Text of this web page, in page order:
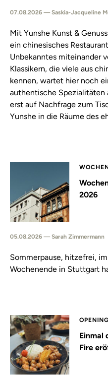
07.08.2026 — Saskia-Jacqueline
Mit Yunshe Kunst &
ein chinesisches
Unbekanntes miteinander
Klassikern, die viele aus
kennen, wartet hier noch
authentische Spezialitäten
erst auf Nachfrage zum
Yunshe in die Räume des
2026
05.08.2026 — Sarah Zimmermann
Sommerpause, hitzefrei,
Wochenende in Stuttgart
OPENING
Einmal
Fire